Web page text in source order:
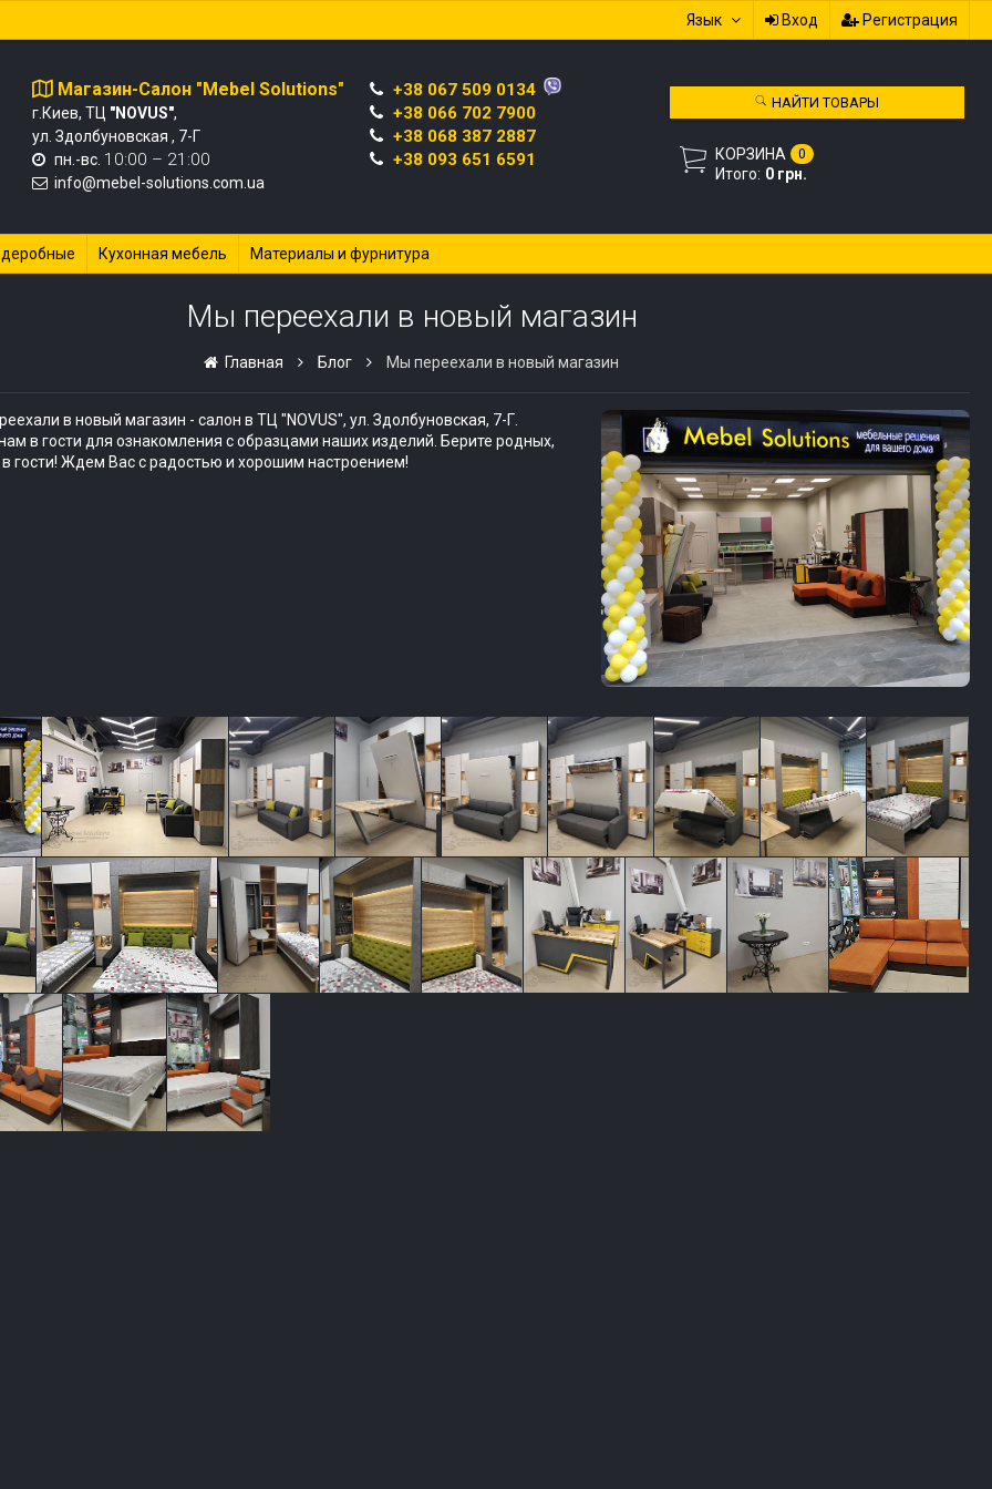
Язык Вход Регистрация
Магазин-Салон "Mebel Solutions"
г.Киев, ТЦ "NOVUS",
ул. Здолбуновская , 7-Г
пн.-вс. 10:00 – 21:00
info@mebel-solutions.com.ua
+38 067 509 0134
+38 066 702 7900
+38 068 387 2887
+38 093 651 6591
НАЙТИ ТОВАРЫ
КОРЗИНА 0
Итого: 0 грн.
Кухонная мебель Материалы и фурнитура
Мы переехали в новый магазин
Главная Блог Мы переехали в новый магазин
в новый магазин - салон в ТЦ "NOVUS", ул. Здолбуновская, 7-Г.
в гости для ознакомления с образцами наших изделий. Берите родных,
гости! Ждем Вас с радостью и хорошим настроением!